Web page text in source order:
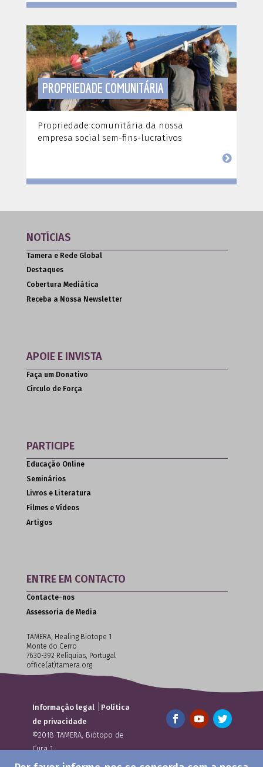
PROPRIEDADE COMUNITÁRIA
Propriedade comunitária da nossa
empresa social sem-fins-lucrativos
NOTÍCIAS
Tamera e Rede Global
Destaques
Cobertura Mediática
Receba a Nossa Newsletter
APOIE E INVISTA
Faça um Donativo
Círculo de Força
PARTICIPE
Educação Online
Seminários
Livros e Literatura
Filmes e Vídeos
Artigos
ENTRE EM CONTACTO
Contacte-nos
Assessoria de Media
TAMERA, Healing Biotope 1
Monte do Cerro
7630-392 Relíquias, Portugal
office(at)tamera.org
Informação legal|
Política
de privacidade
©2018 TAMERA, Biótopo de
Cura 1